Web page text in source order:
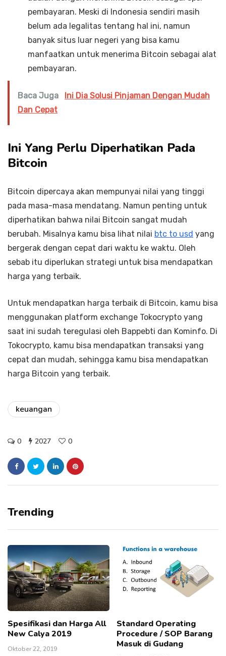
pembayaran. Meski di Indonesia sendiri masih
belum ada legalitas tentang hal ini, namun
banyak situs luar negeri yang bisa kamu
manfaatkan untuk menerima Bitcoin sebagai alat
pembayaran.
Baca Juga
Ini Dia Solusi Pinjaman Dengan Mudah
Dan Cepat
Ini Yang Perlu Diperhatikan Pada
Bitcoin
Bitcoin dipercaya akan mempunyai nilai yang tinggi
pada masa-masa mendatang. Namun penting untuk
diperhatikan bahwa nilai Bitcoin sangat mudah
berubah. Misalnya kamu bisa lihat nilai btc to usd yang
bergerak dengan cepat dari waktu ke waktu. Oleh
sebab itu diperlukan strategi untuk bisa mendapatkan
harga yang terbaik.
Untuk mendapatkan harga terbaik di Bitcoin, kamu bisa
menggunakan platform exchange Tokocrypto yang
saat ini sudah teregulasi oleh Bappebti dan Kominfo. Di
Tokocrypto, kamu bisa mendapatkan transaksi yang
cepat dan mudah, sehingga kamu bisa mendapatkan
harga Bitcoin yang terbaik.
keuangan
0 2027 0
Trending
Spesifikasi dan Harga All
New Calya 2019
Oktober 22, 2019
Standard Operating
Procedure / SOP Barang
Masuk di Gudang